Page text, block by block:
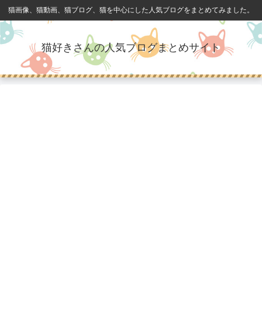
猫画像、猫動画、猫ブログ、猫を中心にした人気ブログをまとめてみました。
猫好きさんの人気ブログまとめサイト